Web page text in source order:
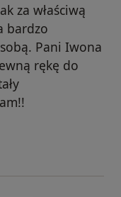
za właściwą
bardzo
Pani Iwona
rękę do